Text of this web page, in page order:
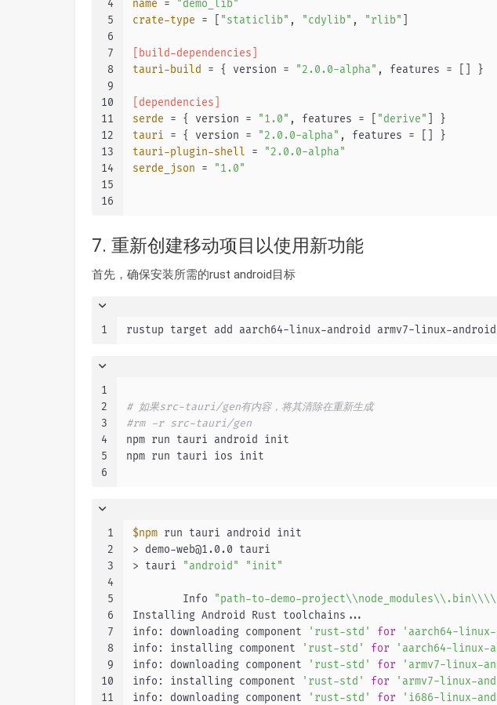
4
5
6
7
8
9
10
11
12
13
14
15
16
name =
"demo_lib"
crate-type = [ "staticlib" , "cdylib" , "rlib"
[build-dependencies]
tauri-build = { version = "2.0.0-alpha" , features = [] }
[dependencies]
serde = { version = "1.0" , features = [ "derive" ] }
tauri = { version = "2.0.0-alpha" , features = [] }
tauri-plugin-shell =
"2.0.0-alpha"
serde_json = "1.0"
7. 重新创建移动项目以使用新功能
首先，确保安装所需的rust android目标
1 rustup target add aarch64-linux-android armv7-linux-
1
2
3
4
5
6
# 如果src-tauri/gen有内容，将其清除在重新生成
#rm -r src-tauri/gen
npm run tauri android init
npm run tauri ios init
1
2
3
4
5
6
7
8
9
10
11
$npm run tauri android init
> demo-web@1.0.0 tauri
> tauri
"android" "init"
        Info
"path-to-demo-
Installing Android Rust toolchains...
info: downloading component
'rust-std' for
'aarch64-
info: installing component
'rust-std' for
'aarch64-linux-
info: downloading component
'rust-std' for
'armv7-linux-
info: installing component
'rust-std' for
'armv7-linux-
info: downloading component
'rust-std' for
'i686-linux-